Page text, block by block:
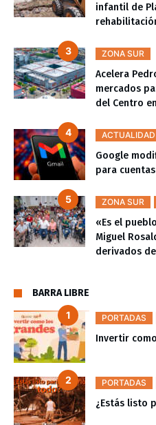
infantil de
ZONA SUR
Acelera
mercados
del Centro
ACTUALIDAD
Google
para
ZONA SUR
«Es el
Miguel
derivados
BARRA LIBRE
PORTADAS
Invertir
PORTADAS
¿Estás listo